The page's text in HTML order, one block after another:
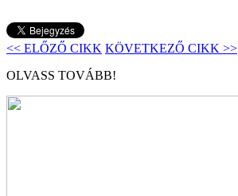
<< ELŐZŐ CIKK KÖVETKEZŐ CIKK >>
OLVASS TOVÁBB!